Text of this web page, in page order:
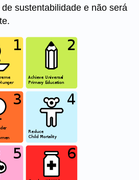
sustentabilidade e não será